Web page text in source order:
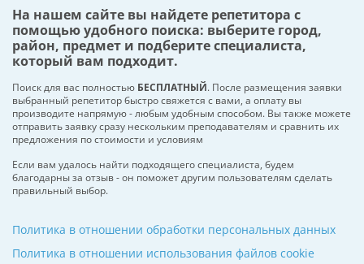
На нашем сайте вы найдете репетитора с
помощью удобного поиска: выберите город,
район, предмет и подберите специалиста,
который вам подходит.
Поиск для вас полностью БЕСПЛАТНЫЙ. После размещения заявки
выбранный репетитор быстро свяжется с вами, а оплату вы
производите напрямую - любым удобным способом. Вы также можете
отправить заявку сразу нескольким преподавателям и сравнить их
предложения по стоимости и условиям
Если вам удалось найти подходящего специалиста, будем
благодарны за отзыв - он поможет другим пользователям сделать
правильный выбор.
Политика в отношении обработки персональных данных
Политика в отношении использования файлов cookie